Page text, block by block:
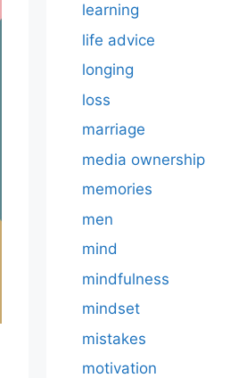
learning
life advice
longing
loss
marriage
media ownership
memories
men
mind
mindfulness
mindset
mistakes
motivation